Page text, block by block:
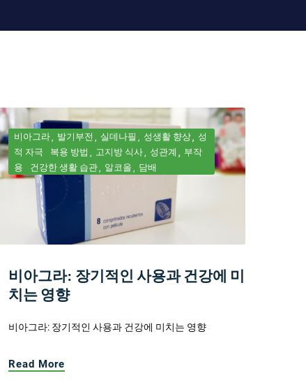
비아그라 발기부전 실데나필 성생활 향상
성
적 자극
복용 방법 고지방 식사 성관계
부작
용
건강한 생활 습관 알코올 담배
비아그라: 장기적인 사용과 건강에 미
치는 영향
비아그라: 장기적인 사용과 건강에 미치는 영향
Read More